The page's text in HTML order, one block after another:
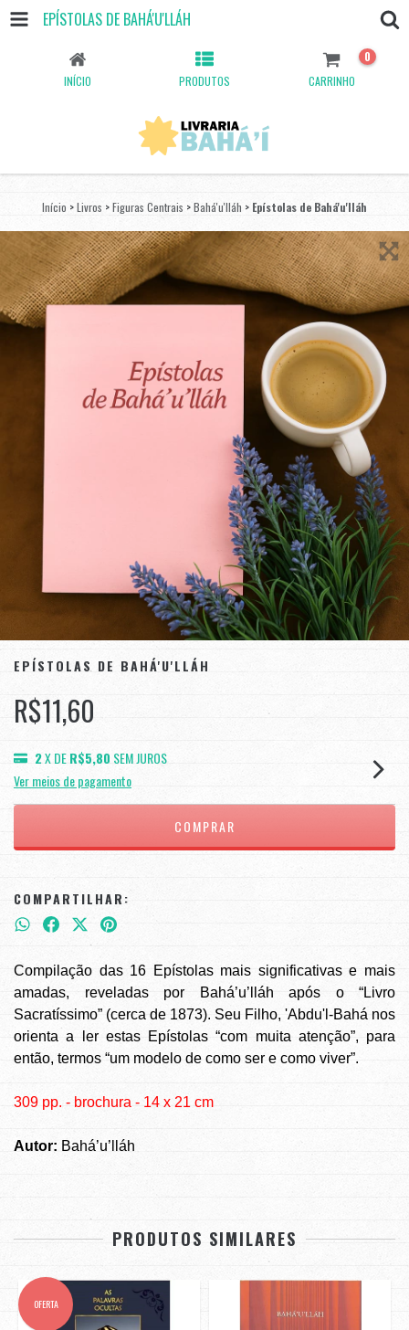
EPÍSTOLAS DE BAHÁ'U'LLÁH
INÍCIO PRODUTOS CARRINHO
0
Início >Livros >Figuras Centrais >Bahá'u'lláh > Epístolas de Bahá'u'lláh
EPÍSTOLAS DE BAHÁ'U'LLÁH
R$11,60
2X DER$5,80 SEM JUROS
Ver meios de pagamento
COMPARTILHAR:
Compilação das 16 Epístolas mais significativas e mais
amadas, reveladas por Bahá’u’lláh após o “Livro
Sacratíssimo” (cerca de 1873). Seu Filho, 'Abdu'l-Bahá nos
orienta a ler estas Epístolas “com muita atenção”, para
então, termos “um modelo de como ser e como viver”.
309 pp. - brochura - 14 x 21 cm
Autor: Bahá’u’lláh
PRODUTOS SIMILARES
OFERTA